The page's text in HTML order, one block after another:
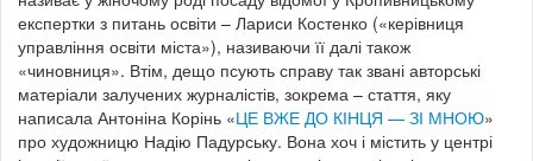
експертки з питань освіти – Лариси Костенко («керівниця
управління освіти міста»), називаючи її далі також
«чиновниця». Втім, дещо псують справу так звані авторські
матеріали залучених журналістів, зокрема – стаття, яку
написала Антоніна Корінь «ЦЕ ВЖЕ ДО КІНЦЯ — ЗІ МНОЮ»
про художницю Надію Падурську. Вона хоч і містить у центрі